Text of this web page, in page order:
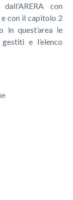
con
e con il capitolo 2
in quest’area le
e l’elenco